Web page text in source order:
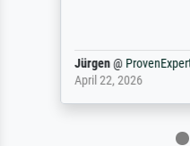
Jürgen@
April 22, 2026